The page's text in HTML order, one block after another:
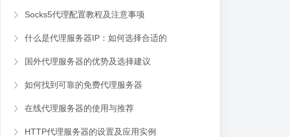
Socks5代理配置教程及注意事项
什么是代理服务器IP：如何选择合适的
国外代理服务器的优势及选择建议
如何找到可靠的免费代理服务器
在线代理服务器的使用与推荐
HTTP代理服务器的设置及应用实例